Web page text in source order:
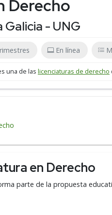
Derecho
- UNG
En línea
una de las licenciaturas de derecho
en Derecho
parte de la propuesta